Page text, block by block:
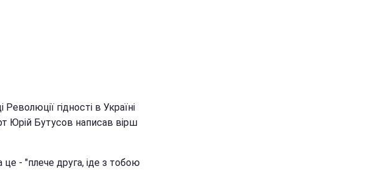
гідності в Україні
Юрій Бутусов написав вірш
- "плече друга, іде з тобою